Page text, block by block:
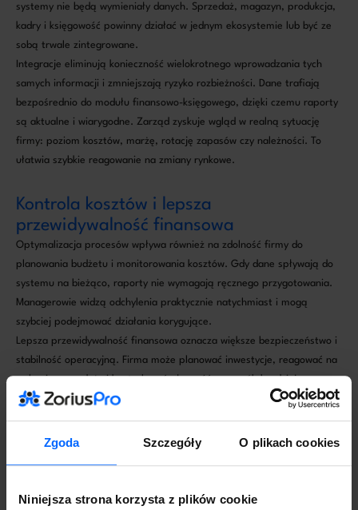
Zgoda Szczegóły O plikach cookies
Niniejsza strona korzysta z plików cookie
systemy nie będą wymieniały danych. Sprzedaż, magazyn, produkcja,
kadry i księgowość powinny działać w jednym ekosystemie lub być ze
sobą trwale zintegrowane.
Integracje eliminują konieczność wielokrotnego wprowadzania tych
samych informacji i zmniejszają ryzyko rozbieżności. Dane trafiają
bezpośrednio do modułu finansowo-księgowego, dzięki czemu raporty
są aktualne i wiarygodne. Zarząd zyskuje wgląd w realną sytuację
firmy: poziom kosztów, marżę, rotację zapasów czy należności. To
ułatwia szybkie reagowanie na zmiany rynkowe.
Kontrola kosztów i lepsza
przewidywalność finansowa
Optymalizacja procesów wpływa również na zdolność firmy do
planowania budżetu i monitorowania kosztów. Gdy dane spływają do
systemu na bieżąco, raporty nie wymagają ręcznego przygotowania.
Managerowie widzą odchylenia praktycznie natychmiast i mogą
szybciej podejmować działania korygujące.
Lepsza przewidywalność finansowa oznacza większe bezpieczeństwo i
stabilność operacyjną. Firma może planować inwestycje, reagować na
wahania sprzedaży i kontrolować płynność w sposób bardziej
świadomy.
Dlaczego warto inwestować w
optymalizację procesów finansowo-
Firmy, które uporządkowały swój obieg dokumentów,